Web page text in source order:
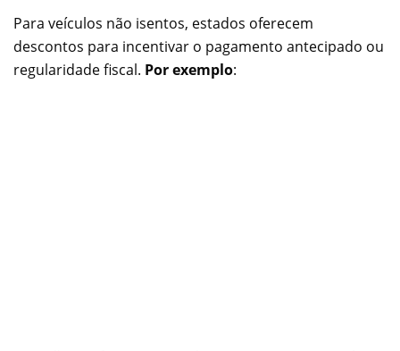
Para veículos não isentos, estados oferecem
descontos para incentivar o pagamento antecipado ou
regularidade fiscal. Por exemplo: